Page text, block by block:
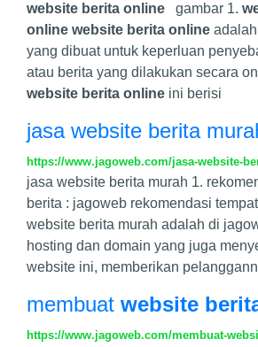
website berita online gambar 1.
online website berita online
yang dibuat untuk keperluan
atau berita yang dilakukan secara
website berita online ini berisi
jasa website berita
https://www.jagoweb.com/jasa-website-
jasa website berita murah 1.
berita : jagoweb rekomendasi
website berita murah adalah di
hosting dan domain yang juga
website ini, memberikan
membuat website
https://www.jagoweb.com/membuat-